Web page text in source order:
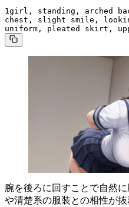
1girl, standing, arched
chest, slight smile,
uniform, pleated skirt,
腕を後ろに回すことで自然
や清楚系の服装との相性が